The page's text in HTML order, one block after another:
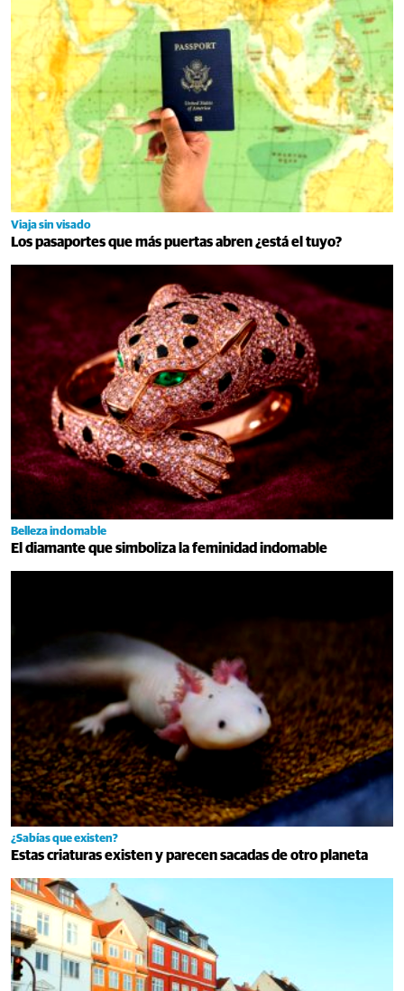
Viaja sin visado
Los pasaportes que más puertas abren ¿está el tuyo?
Belleza indomable
El diamante que simboliza la feminidad indomable
¿Sabías que existen?
Estas criaturas existen y parecen sacadas de otro planeta